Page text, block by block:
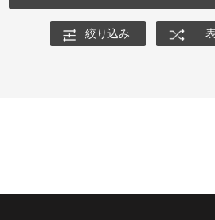
絞り込み